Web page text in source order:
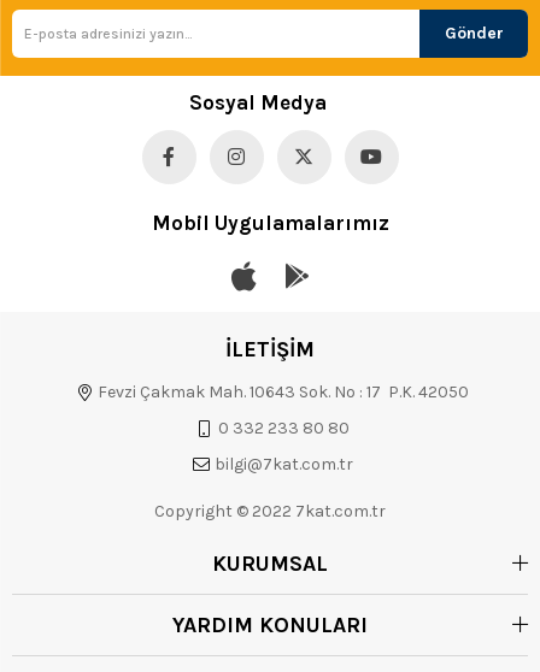
Gönder
Sosyal Medya
Mobil Uygulamalarımız
İLETİŞİM
Fevzi Çakmak Mah. 10643 Sok. No : 17 P.K. 42050
0 332 233 80 80
bilgi@7kat.com.tr
Copyright © 2022 7kat.com.tr
KURUMSAL
YARDIM KONULARI